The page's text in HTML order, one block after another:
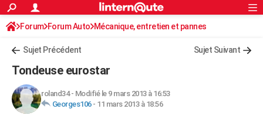
ACTUALITÉS
Politique
Société
Faits Divers
Education
Monde
Villes
+
FINANCE
Retraite
Impôts
Epargne
Immobilier
Risques naturels par ville
Banque
Assurance
Crédit
AUTO
Rechercher
S'inscrire
Connexion
Forum Forum Auto Mécanique, entretien et pannes
Sujet Précédent Sujet Suivant
Tondeuse eurostar
roland34- Modifié le 9 mars 2013 à 16:53
Georges106- 11 mars 2013 à 18:56